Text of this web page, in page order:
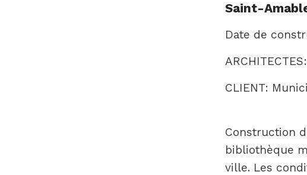
Saint-
Date de
CLIENT:
Construction
bibliothèque
ville. Les